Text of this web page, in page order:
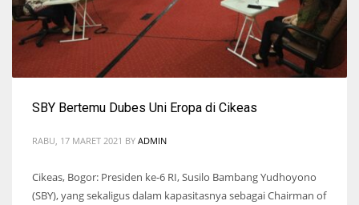
SBY Bertemu Dubes Uni Eropa di Cikeas
RABU, 17 MARET 2021 BY ADMIN
Cikeas, Bogor: Presiden ke-6 RI, Susilo Bambang Yudhoyono
(SBY), yang sekaligus dalam kapasitasnya sebagai Chairman of